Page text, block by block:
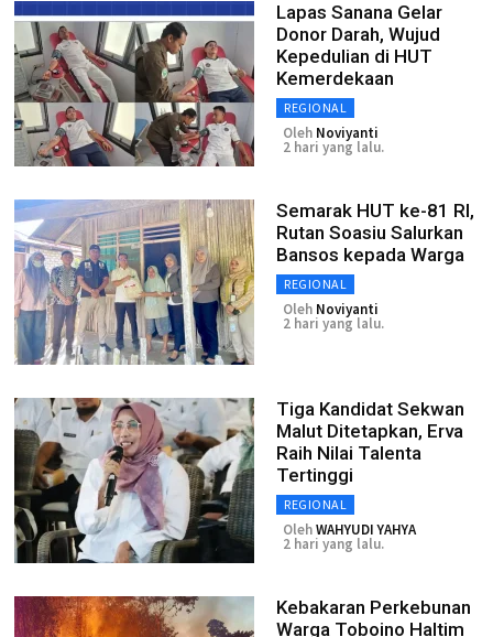
Lapas Sanana Gelar
Donor Darah, Wujud
Kepedulian di HUT
Kemerdekaan
REGIONAL
Oleh Noviyanti
2 hari yang lalu.
Semarak HUT ke-81 RI,
Rutan Soasiu Salurkan
Bansos kepada Warga
REGIONAL
Oleh Noviyanti
2 hari yang lalu.
Tiga Kandidat Sekwan
Malut Ditetapkan, Erva
Raih Nilai Talenta
Tertinggi
REGIONAL
OlehWAHYUDI YAHYA
2 hari yang lalu.
Kebakaran Perkebunan
Warga Toboino Haltim